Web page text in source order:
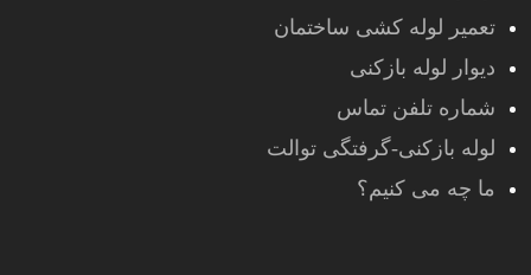
تعمیر لوله کشی ساختمان
دیوار لوله بازکنی
شماره تلفن تماس
لوله بازکنی-گرفتگی توالت
ما چه می کنیم؟